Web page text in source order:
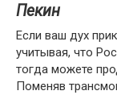
Пекин
Если ваш дух
учитывая, что
тогда можете
Поменяв